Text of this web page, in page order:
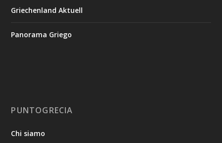
Griechenland Aktuell
Panorama Griego
PUNTOGRECIA
Chi siamo